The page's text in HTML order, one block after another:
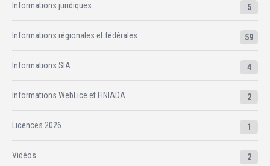
Informations juridiques 5
Informations régionales et fédérales 59
Informations SIA 4
Informations WebLice et FINIADA 2
Licences 2026 1
Vidéos 2